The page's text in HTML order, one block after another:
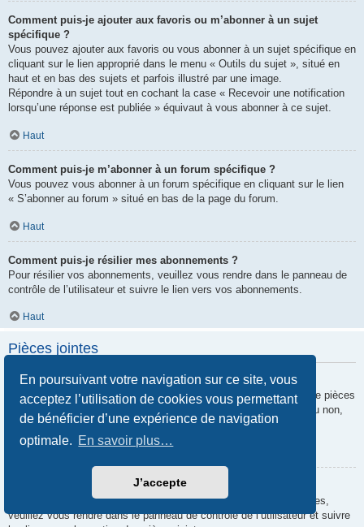
En poursuivant votre navigation sur ce site, vous
acceptez l’utilisation de cookies vous permettant
de bénéficier d’une expérience de navigation
optimale. En savoir plus…
J’accepte
Comment puis-je ajouter aux favoris ou m’abonner à un sujet
spécifique ?
Vous pouvez ajouter aux favoris ou vous abonner à un sujet spécifique en
cliquant sur le lien approprié dans le menu « Outils du sujet », situé en
haut et en bas des sujets et parfois illustré par une image.
Répondre à un sujet tout en cochant la case « Recevoir une notification
lorsqu’une réponse est publiée » équivaut à vous abonner à ce sujet.
Haut
Comment puis-je m’abonner à un forum spécifique ?
Vous pouvez vous abonner à un forum spécifique en cliquant sur le lien
« S’abonner au forum » situé en bas de la page du forum.
Haut
Comment puis-je résilier mes abonnements ?
Pour résilier vos abonnements, veuillez vous rendre dans le panneau de
contrôle de l’utilisateur et suivre le lien vers vos abonnements.
Haut
Pièces jointes
Quelles pièces jointes sont autorisées sur ce forum ?
Chaque administrateur peut autoriser ou interdire certains types de pièces
jointes. Si vous n’êtes pas certain de savoir ce qui est autorisé ou non,
nous vous invitons à contacter un administrateur du forum.
Comment puis-je retrouver toutes mes pièces jointes ?
Pour retrouver la liste des pièces jointes que vous avez transférées,
veuillez vous rendre dans le panneau de contrôle de l’utilisateur et suivre